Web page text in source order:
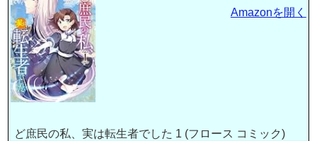
ど庶民の私、実は転生者でした 1 (フロース コミック)
Amazonを開く